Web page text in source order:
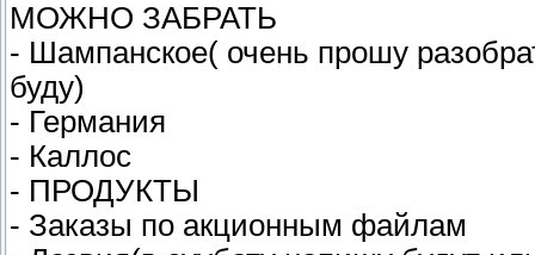
МОЖНО ЗАБРАТЬ
- Шампанское( очень прошу
буду)
- Германия
- Каллос
- ПРОДУКТЫ
- Заказы по акционным файлам